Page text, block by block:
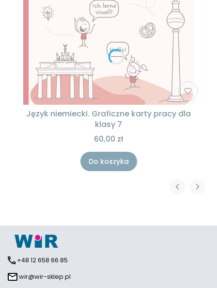
Język niemiecki. Graficzne karty pracy dla
klasy 7
60,00 zł
Do koszyka
+48 12 658 66 85
wir@wir-sklep.pl